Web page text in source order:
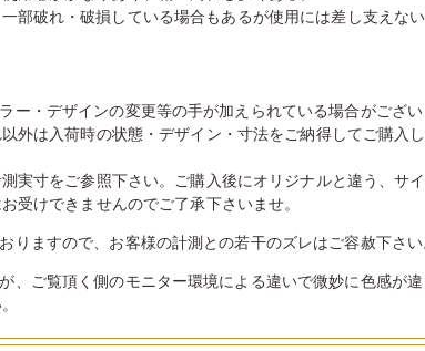
一部破れ・破損している場合もあるが使用には差し支えな
ー・デザインの変更等の手が加えられている場合がござ
外は入荷時の状態・デザイン・寸法をご納得してご購入
実寸をご参照下さい。ご購入後にオリジナルと違う、サ
受けできませんのでご了承下さいませ。
りますので、お客様の計測との若干のズレはご容赦下さ
、ご覧頂く側のモニター環境による違いで微妙に色感が